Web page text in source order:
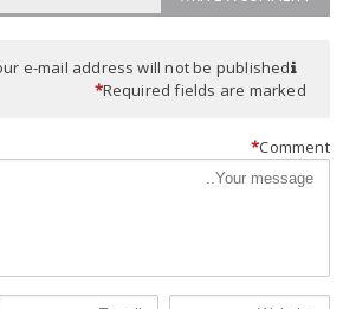
Your e-mail address will not be published.
Required fields are marked
*
*